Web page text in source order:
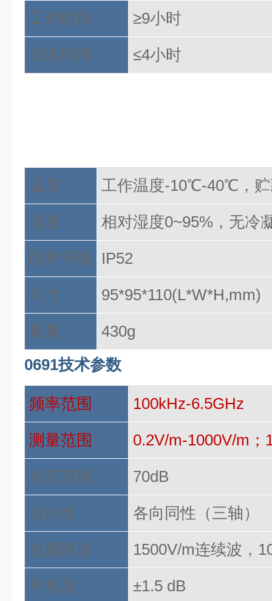
工作时间
≥9小时
充电时间
≤4小时
温度 工作温度-10℃-40℃，
湿度
相对湿度0~95%，无冷
防护等级
IP52
尺寸
95*95*110(L*W*H,mm)
重量
430g
0691技术参数
频率范围
100kHz-6.5GHz
测量范围
0.2V/m-1000V/m；
动态范围
70dB
方向性
各向同性（三轴）
过载限值
1500V/m连续波，
平坦度
±1.5 dB